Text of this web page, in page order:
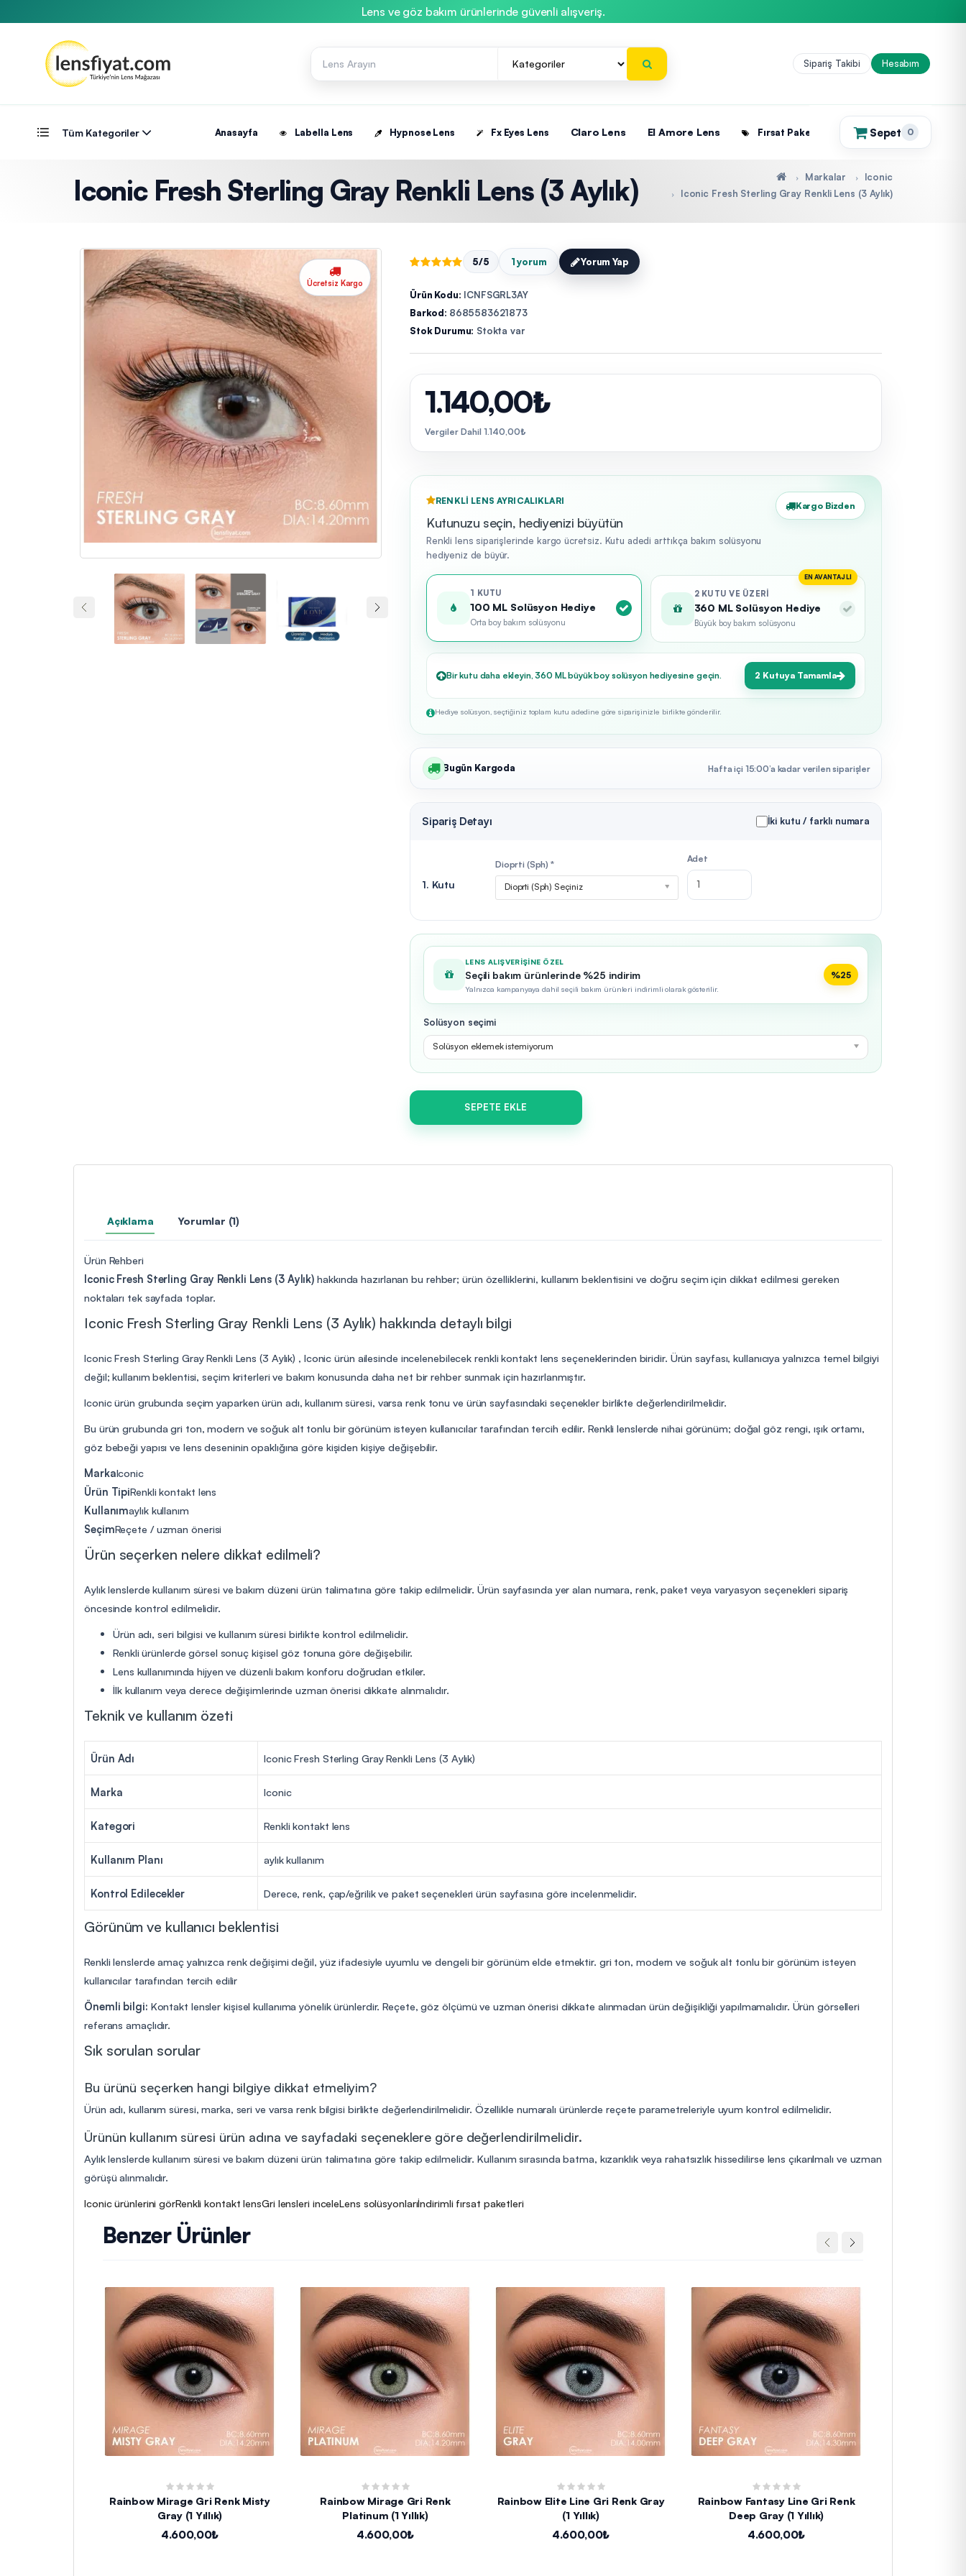
Lens ve göz bakım ürünlerinde güvenli alışveriş.
Sipariş Takibi Hesabım
Tüm Kategoriler Anasayfa Labella Lens Hypnose Lens Fx Eyes Lens Claro Lens El Amore Lens Fırsat Paketleri Sepet 0
(0)
Iconic Fresh Sterling Gray Renkli Lens (3 Aylık) Markalar
Iconic
Iconic Fresh Sterling Gray Renkli Lens (3 Aylık)
Ücretsiz Kargo
5/5 1 yorum Yorum Yap
Ürün Kodu: ICNFSGRL3AY
Barkod: 8685583621873
Stok Durumu: Stokta var
1.140,00₺
Vergiler Dahil 1.140,00₺
RENKLI LENS AYRICALIKLARI
Kutunuzu seçin, hediyenizi büyütün
Renkli lens siparişlerinde kargo ücretsiz. Kutu adedi arttıkça bakım solüsyonu
hediyeniz de büyür.
Kargo Bizden
1 KUTU
100 ML Solüsyon Hediye
Orta boy bakım solüsyonu
EN AVANTAJLI
2 KUTU VE ÜZERI
360 ML Solüsyon Hediye
Büyük boy bakım solüsyonu
Bir kutu daha ekleyin, 360 ML büyük boy solüsyon hediyesine geçin. 2 Kutuya Tamamla
Hediye solüsyon, seçtiğiniz toplam kutu adedine göre siparişinizle birlikte gönderilir.
Bugün Kargoda Hafta içi 15:00’a kadar verilen siparişler
Sipariş Detayı İki kutu / farklı numara
1. Kutu
Dioprti (Sph) *
Dioprti (Sph) Seçiniz
Adet
LENS ALIŞVERIŞINE ÖZEL
Seçili bakım ürünlerinde %25 indirim
Yalnızca kampanyaya dahil seçili bakım ürünleri indirimli olarak gösterilir.
%25
Solüsyon seçimi
Solüsyon eklemek istemiyorum
SEPETE EKLE
Açıklama Yorumlar (1)
Ürün Rehberi
Iconic Fresh Sterling Gray Renkli Lens (3 Aylık)hakkında hazırlanan bu rehber; ürün özelliklerini, kullanım beklentisini ve doğru seçim için dikkat edilmesi gereken
noktaları tek sayfada toplar.
Iconic Fresh Sterling Gray Renkli Lens (3 Aylık) hakkında detaylı bilgi
Iconic Fresh Sterling Gray Renkli Lens (3 Aylık) , Iconic ürün ailesinde incelenebilecek renkli kontakt lens seçeneklerinden biridir. Ürün sayfası, kullanıcıya yalnızca temel bilgiyi
değil; kullanım beklentisi, seçim kriterleri ve bakım konusunda daha net bir rehber sunmak için hazırlanmıştır.
Iconic ürün grubunda seçim yaparken ürün adı, kullanım süresi, varsa renk tonu ve ürün sayfasındaki seçenekler birlikte değerlendirilmelidir.
Bu ürün grubunda gri ton, modern ve soğuk alt tonlu bir görünüm isteyen kullanıcılar tarafından tercih edilir. Renkli lenslerde nihai görünüm; doğal göz rengi, ışık ortamı,
göz bebeği yapısı ve lens deseninin opaklığına göre kişiden kişiye değişebilir.
MarkaIconic
Ürün TipiRenkli kontakt lens
Kullanımaylık kullanım
SeçimReçete / uzman önerisi
Ürün seçerken nelere dikkat edilmeli?
Aylık lenslerde kullanım süresi ve bakım düzeni ürün talimatına göre takip edilmelidir. Ürün sayfasında yer alan numara, renk, paket veya varyasyon seçenekleri sipariş
öncesinde kontrol edilmelidir.
Ürün adı, seri bilgisi ve kullanım süresi birlikte kontrol edilmelidir.
Renkli ürünlerde görsel sonuç kişisel göz tonuna göre değişebilir.
Lens kullanımında hijyen ve düzenli bakım konforu doğrudan etkiler.
İlk kullanım veya derece değişimlerinde uzman önerisi dikkate alınmalıdır.
Teknik ve kullanım özeti
Ürün Adı Iconic Fresh Sterling Gray Renkli Lens (3 Aylık)
Marka Iconic
Kategori Renkli kontakt lens
Kullanım Planı aylık kullanım
Kontrol Edilecekler Derece, renk, çap/eğrilik ve paket seçenekleri ürün sayfasına göre incelenmelidir.
Görünüm ve kullanıcı beklentisi
Renkli lenslerde amaç yalnızca renk değişimi değil, yüz ifadesiyle uyumlu ve dengeli bir görünüm elde etmektir. gri ton, modern ve soğuk alt tonlu bir görünüm isteyen
kullanıcılar tarafından tercih edilir
Önemli bilgi: Kontakt lensler kişisel kullanıma yönelik ürünlerdir. Reçete, göz ölçümü ve uzman önerisi dikkate alınmadan ürün değişikliği yapılmamalıdır. Ürün görselleri
referans amaçlıdır.
Sık sorulan sorular
Bu ürünü seçerken hangi bilgiye dikkat etmeliyim?
Ürün adı, kullanım süresi, marka, seri ve varsa renk bilgisi birlikte değerlendirilmelidir. Özellikle numaralı ürünlerde reçete parametreleriyle uyum kontrol edilmelidir.
Ürünün kullanım süresi ürün adına ve sayfadaki seçeneklere göre değerlendirilmelidir.
Aylık lenslerde kullanım süresi ve bakım düzeni ürün talimatına göre takip edilmelidir. Kullanım sırasında batma, kızarıklık veya rahatsızlık hissedilirse lens çıkarılmalı ve uzman
görüşü alınmalıdır.
Iconic ürünlerini görRenkli kontakt lensGri lensleri inceleLens solüsyonlarıİndirimli fırsat paketleri
Benzer Ürünler
Rainbow Mirage Gri Renk Misty
Gray (1 Yıllık)
4.600,00₺
Rainbow Mirage Gri Renk
Platinum (1 Yıllık)
4.600,00₺
Rainbow Elite Line Gri Renk Gray
(1 Yıllık)
4.600,00₺
Rainbow Fantasy Line Gri Renk
Deep Gray (1 Yıllık)
4.600,00₺